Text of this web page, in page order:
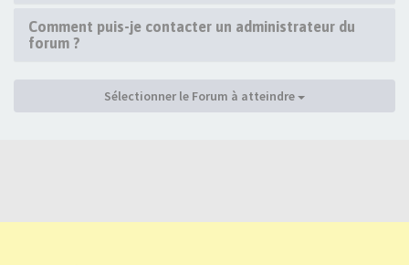
Comment puis-je contacter un administrateur du
forum ?
Sélectionner le Forum à atteindre